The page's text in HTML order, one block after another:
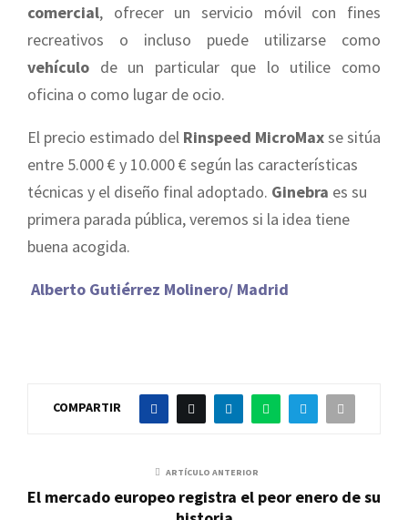
comercial, ofrecer un servicio móvil con fines
recreativos o incluso puede utilizarse como
vehículo de un particular que lo utilice como
oficina o como lugar de ocio.
El precio estimado del Rinspeed MicroMaxse sitúa
entre 5.000 € y 10.000 € según las características
técnicas y el diseño final adoptado. Ginebra es su
primera parada pública, veremos si la idea tiene
buena acogida.
Alberto Gutiérrez Molinero/ Madrid
COMPARTIR
ARTÍCULO ANTERIOR
El mercado europeo registra el peor enero de su